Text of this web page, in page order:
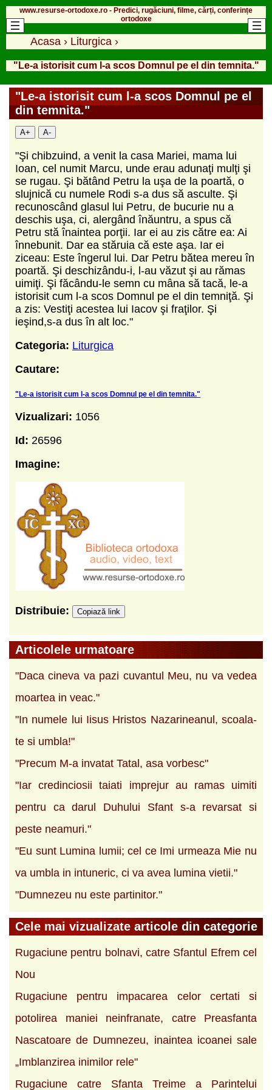
www.resurse-ortodoxe.ro - Predici, rugăciuni, filme, cărți, conferințe
ortodoxe
Acasa › Liturgica ›
"Le-a istorisit cum l-a scos Domnul pe el din temnita."
"Le-a istorisit cum l-a scos Domnul pe el
din temnita."
A+ A-
"Şi chibzuind, a venit la casa Mariei, mama lui
Ioan, cel numit Marcu, unde erau adunaţi mulţi şi
se rugau. Şi bătând Petru la uşa de la poartă, o
slujnică cu numele Rodi s-a dus să asculte. Şi
recunoscând glasul lui Petru, de bucurie nu a
deschis uşa, ci, alergând înăuntru, a spus că
Petru stă înaintea porţii. Iar ei au zis către ea: Ai
înnebunit. Dar ea stăruia că este aşa. Iar ei
ziceau: Este îngerul lui. Dar Petru bătea mereu în
poartă. Şi deschizându-i, l-au văzut şi au rămas
uimiţi. Şi făcându-le semn cu mâna să tacă, le-a
istorisit cum l-a scos Domnul pe el din temniţă. Şi
a zis: Vestiţi acestea lui Iacov şi fraţilor. Şi
ieşind,s-a dus în alt loc."
Categoria: Liturgica
Cautare:
"Le-a istorisit cum l-a scos Domnul pe el din temnita."
Vizualizari: 1056
Id: 26596
Imagine:
Distribuie: Copiază link
Articolele urmatoare
"Daca cineva va pazi cuvantul Meu, nu va vedea
moartea in veac."
"In numele lui Iisus Hristos Nazarineanul, scoala-
te si umbla!"
"Precum M-a invatat Tatal, asa vorbesc"
"Iar credinciosii taiati imprejur au ramas uimiti
pentru ca darul Duhului Sfant s-a revarsat si
peste neamuri."
"Eu sunt Lumina lumii; cel ce Imi urmeaza Mie nu
va umbla in intuneric, ci va avea lumina vietii."
"Dumnezeu nu este partinitor."
Cele mai vizualizate articole din categorie
Rugaciune pentru bolnavi, catre Sfantul Efrem cel
Nou
Rugaciune pentru impacarea celor certati si
potolirea maniei neinfranate, catre Preasfanta
Nascatoare de Dumnezeu, inaintea icoanei sale
„Imblanzirea inimilor rele"
Rugaciune catre Sfanta Treime a Parintelui